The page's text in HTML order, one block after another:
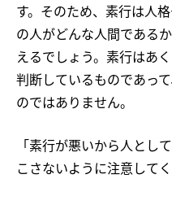
す。そのため、素行は人
の人がどんな人間である
えるでしょう。素行はあ
判断しているものであっ
のではありません。
「素行が悪いから人とし
こさないように注意してく